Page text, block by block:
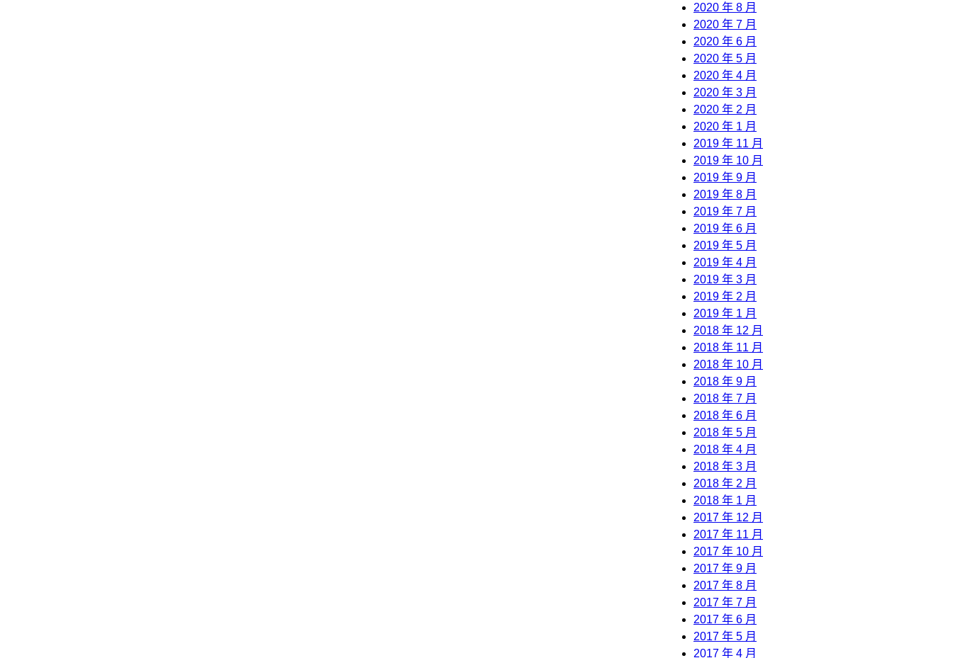
2020 年 8 月
2020 年 7 月
2020 年 6 月
2020 年 5 月
2020 年 4 月
2020 年 3 月
2020 年 2 月
2020 年 1 月
2019 年 11 月
2019 年 10 月
2019 年 9 月
2019 年 8 月
2019 年 7 月
2019 年 6 月
2019 年 5 月
2019 年 4 月
2019 年 3 月
2019 年 2 月
2019 年 1 月
2018 年 12 月
2018 年 11 月
2018 年 10 月
2018 年 9 月
2018 年 7 月
2018 年 6 月
2018 年 5 月
2018 年 4 月
2018 年 3 月
2018 年 2 月
2018 年 1 月
2017 年 12 月
2017 年 11 月
2017 年 10 月
2017 年 9 月
2017 年 8 月
2017 年 7 月
2017 年 6 月
2017 年 5 月
2017 年 4 月